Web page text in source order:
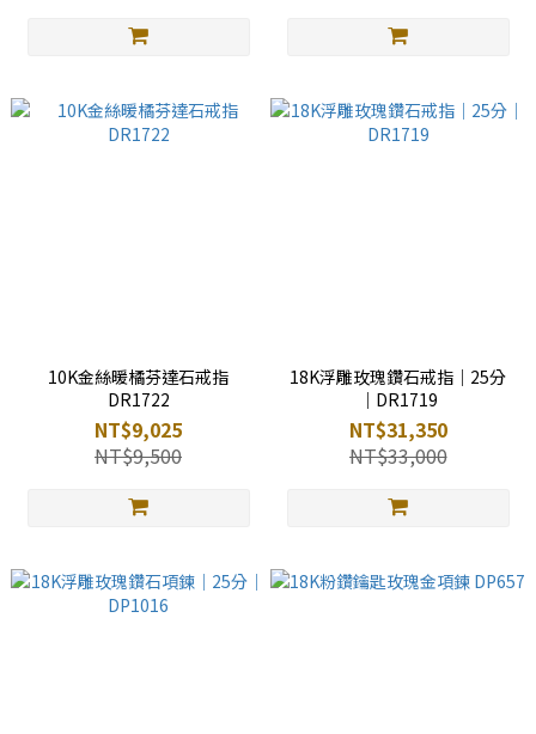
10K金絲暖橘芬達石戒指
DR1722
NT$9,025
NT$9,500
18K浮雕玫瑰鑽石戒指｜25分
｜DR1719
NT$31,350
NT$33,000